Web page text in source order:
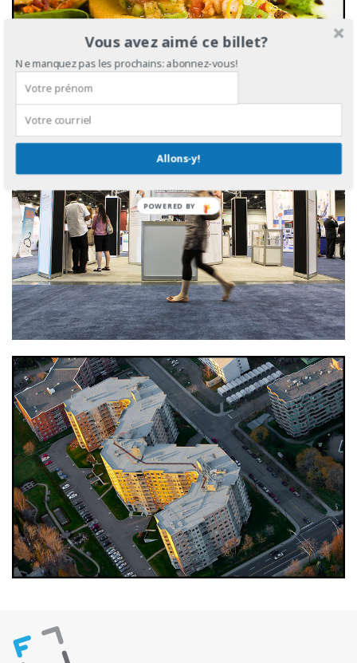
Vous avez aimé ce billet?
Ne manquez pas les prochains: abonnez-vous!
Allons-y!
POWERED BY